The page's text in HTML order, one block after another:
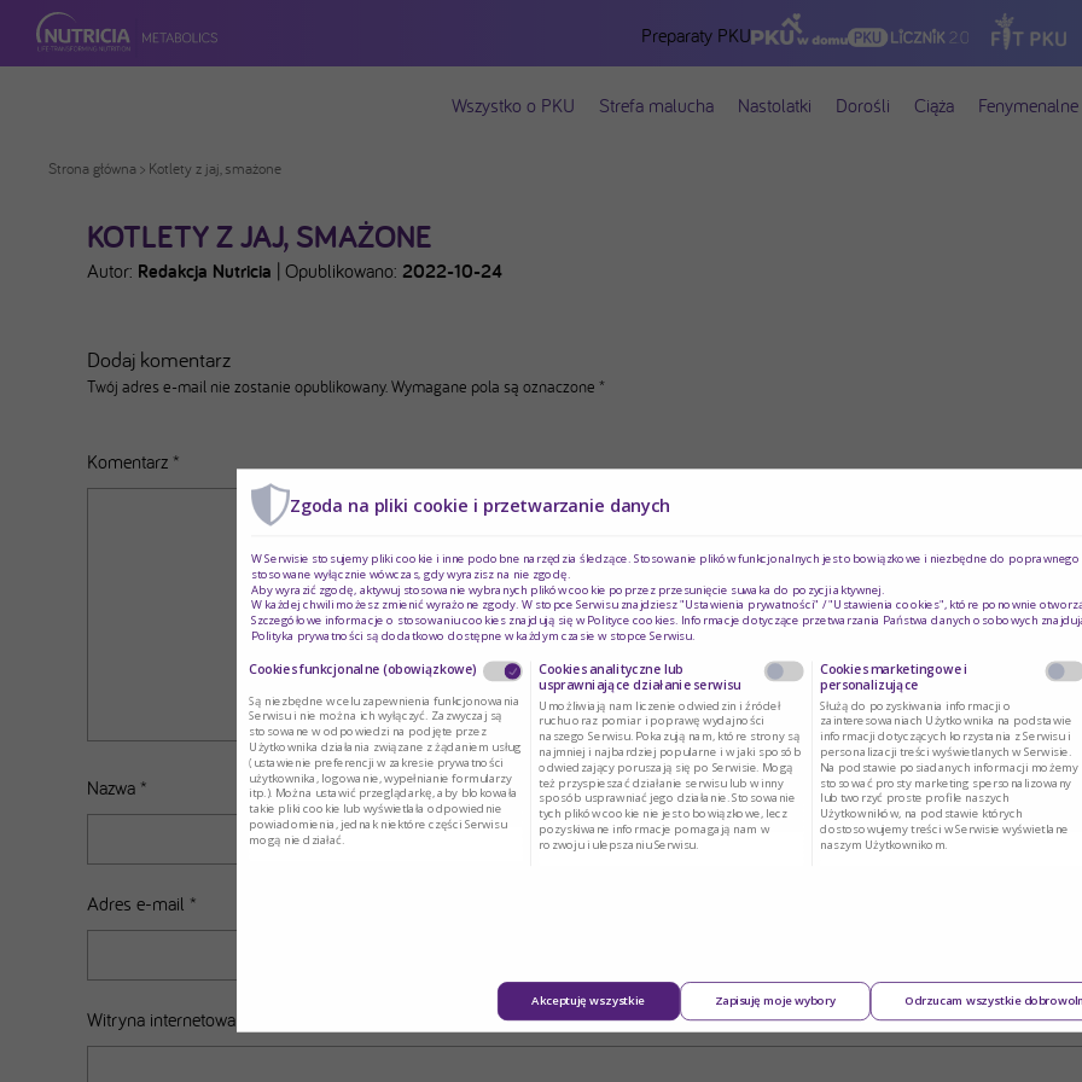
Preparaty PKU
Wszystko o PKU Strefa malucha Nastolatki Dorośli Ciąża
Strona główna > Kotlety z jaj, smażone
KOTLETY Z JAJ, SMAŻONE
Autor: Redakcja Nutricia Opublikowano: 2022-10-24
Dodaj komentarz
Twój adres e-mail nie zostanie opublikowany.Wymagane pola są oznaczone *
Komentarz *
Nazwa *
Adres e-mail *
Witryna internetowa
Zgoda na pliki cookie i przetwarzanie danych
W Serwisie stosujemy pliki cookie i inne podobne narzędzia śledzące. Stosowanie plików funkcjonalnych jest obowiązkowe i niezbędne do poprawnego
stosowane wyłącznie wówczas, gdy wyrazisz na nie zgodę.
Aby wyrazić zgodę, aktywuj stosowanie wybranych plików cookie poprzez przesunięcie suwaka do pozycji aktywnej.
W każdej chwili możesz zmienić wyrażone zgody. W stopce Serwisu znajdziesz "Ustawienia prywatności" / "Ustawienia cookies", które ponownie
Szczegółowe informacje o stosowaniu cookies znajdują się wPolityce cookies. Informacje dotyczące przetwarzania Państwa danych osobowych
Polityka prywatności są dodatkowo dostępne w każdym czasie w stopce Serwisu.
Cookies funkcjonalne (obowiązkowe)
Są niezbędne w celu zapewnienia funkcjonowania
Serwisu i nie można ich wyłączyć. Zazwyczaj są
stosowane w odpowiedzi na podjęte przez
Użytkownika działania związane z żądaniem usług
(ustawienie preferencji w zakresie prywatności
użytkownika, logowanie, wypełnianie formularzy
itp.). Można ustawić przeglądarkę, aby blokowała
takie pliki cookie lub wyświetlała odpowiednie
powiadomienia, jednak niektóre części Serwisu
mogą nie działać.
Cookies analityczne lub
usprawniające działanie serwisu
Umożliwiają nam liczenie odwiedzin i źródeł
ruchu oraz pomiar i poprawę wydajności
naszego Serwisu. Pokazują nam, które strony są
najmniej i najbardziej popularne i w jaki sposób
odwiedzający poruszają się po Serwisie. Mogą
też przyspieszać działanie serwisu lub w inny
sposób usprawniać jego działanie. Stosowanie
tych plików cookie nie jest obowiązkowe, lecz
pozyskiwane informacje pomagają nam w
rozwoju i ulepszaniu Serwisu.
Cookies marketingowe i
personalizujące
Służą do pozyskiwania informacji o
zainteresowaniach Użytkownika na podstawie
informacji dotyczących korzystania z Serwisu i
personalizacji treści wyświetlanych w Serwisie.
Na podstawie posiadanych informacji możemy
stosować prosty marketing spersonalizowany
lub tworzyć proste profile naszych
Użytkowników, na podstawie których
dostosowujemy treści w Serwisie wyświetlane
naszym Użytkownikom.
Akceptuję wszystkie Zapisuję moje wybory Odrzucam wszystkie